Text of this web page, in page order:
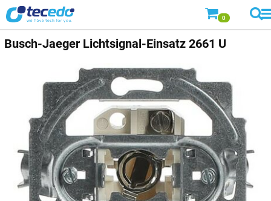
0
Busch-Jaeger Lichtsignal-Einsatz 2661 U